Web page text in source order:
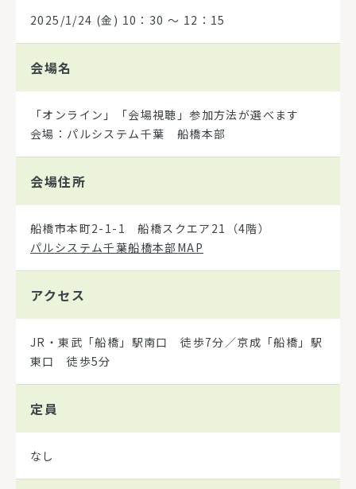
2025/1/24 (金) 10：30 〜 12：15
会場名
「オンライン」「会場視聴」参加方法が選べます
会場：パルシステム千葉 船橋本部
会場住所
船橋市本町2-1-1 船橋スクエア21（4階）
パルシステム千葉船橋本部MAP
アクセス
JR・東武「船橋」駅南口 徒歩7分／京成「船橋」駅
東口 徒歩5分
定員
なし